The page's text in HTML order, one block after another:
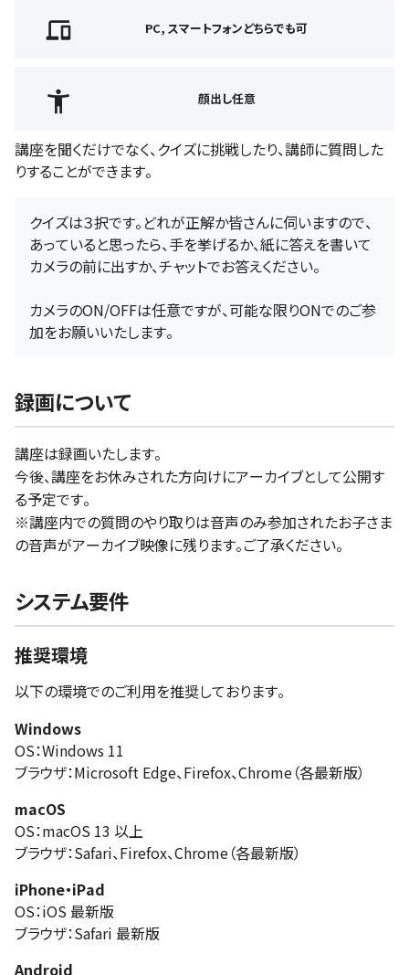
PC, スマートフォンどちらでも可
顔出し任意
講座を聞くだけでなく、クイズに挑戦したり、講師に質問した
りすることができます。
クイズは３択です。どれが正解か皆さんに伺いますので、
あっていると思ったら、手を挙げるか、紙に答えを書いて
カメラの前に出すか、チャットでお答えください。
カメラのON/OFFは任意ですが、可能な限りONでのご参
加をお願いいたします。
録画について
講座は録画いたします。
今後、講座をお休みされた方向けにアーカイブとして公開す
る予定です。
※講座内での質問のやり取りは音声のみ参加されたお子さま
の音声がアーカイブ映像に残ります。ご了承ください。
システム要件
推奨環境
以下の環境でのご利用を推奨しております。
Windows
OS：Windows 11
ブラウザ：Microsoft Edge、Firefox、Chrome（各最新版）
macOS
OS：macOS 13 以上
ブラウザ：Safari、Firefox、Chrome（各最新版）
iPhone・iPad
OS：iOS 最新版
ブラウザ：Safari 最新版
Android